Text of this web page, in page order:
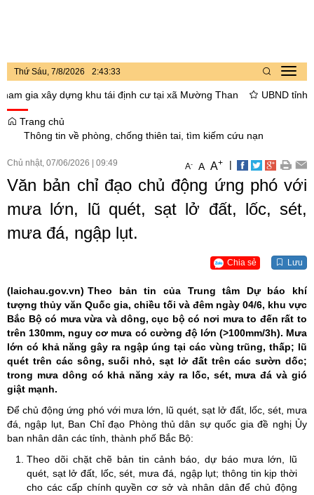
Thứ Sáu, 7/8/2026 2:43:34
xây dựng khu tái định cư tại xã Mường Than UBND tỉnh Lai
Trang chủ
Thông tin về phòng, chống thiên tai, tìm kiếm cứu nạn
Chủ nhật, 07/06/2026 09:49 A- A A+ |
Văn bản chỉ đạo chủ động ứng phó với
mưa lớn, lũ quét, sạt lở đất, lốc, sét,
mưa đá, ngập lụt.
Chia sẻ Lưu
(laichau.gov.vn) Theo bản tin của Trung tâm Dự báo khí
tượng thủy văn Quốc gia, chiều tối và đêm ngày 04/6, khu vực
Bắc Bộ có mưa vừa và dông, cục bộ có nơi mưa to đến rất to
trên 130mm, nguy cơ mưa có cường độ lớn (>100mm/3h). Mưa
lớn có khả năng gây ra ngập úng tại các vùng trũng, thấp; lũ
quét trên các sông, suối nhỏ, sạt lở đất trên các sườn dốc;
trong mưa dông có khả năng xảy ra lốc, sét, mưa đá và gió
giật mạnh.
Để chủ động ứng phó với mưa lớn, lũ quét, sạt lở đất, lốc, sét, mưa
đá, ngập lụt, Ban Chỉ đạo Phòng thủ dân sự quốc gia đề nghị Ủy
ban nhân dân các tỉnh, thành phố Bắc Bộ:
Theo dõi chặt chẽ bản tin cảnh báo, dự báo mưa lớn, lũ
quét, sạt lở đất, lốc, sét, mưa đá, ngập lụt; thông tin kịp thời
cho các cấp chính quyền cơ sở và nhân dân để chủ động